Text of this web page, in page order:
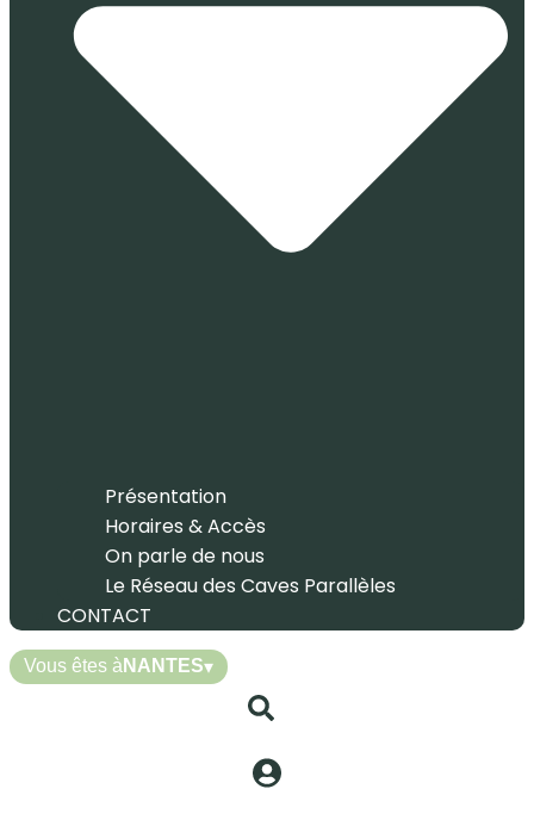
Présentation
Horaires & Accès
On parle de nous
Le Réseau des Caves Parallèles
CONTACT
Vous êtes à NANTES▾